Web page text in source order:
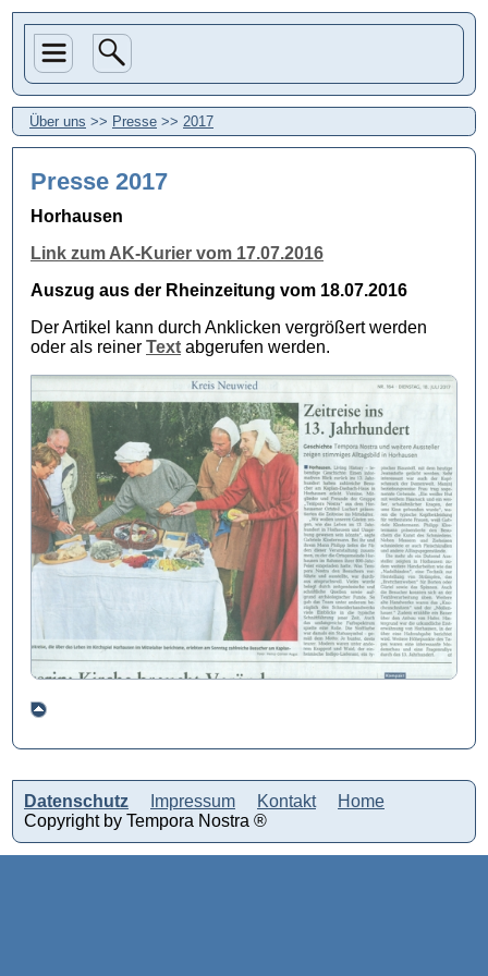
Über uns >> Presse >> 2017
Presse 2017
Horhausen
Link zum AK-Kurier vom 17.07.2016
Auszug aus der Rheinzeitung vom 18.07.2016
Der Artikel kann durch Anklicken vergrößert werden
oder als reiner Text abgerufen werden.
Datenschutz Impressum Kontakt
Home
Copyright by Tempora Nostra ®